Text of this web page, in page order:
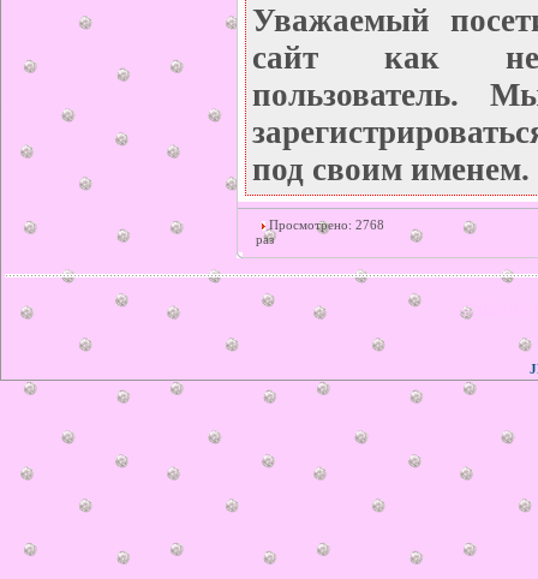
Уважаемый
сайт как
пользователь.
под своим именем.
Просмотрено: 2768
раз
©